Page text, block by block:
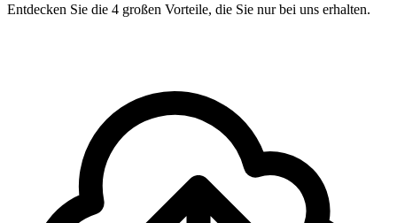
Entdecken Sie die 4 großen Vorteile, die Sie nur bei uns erhalten.